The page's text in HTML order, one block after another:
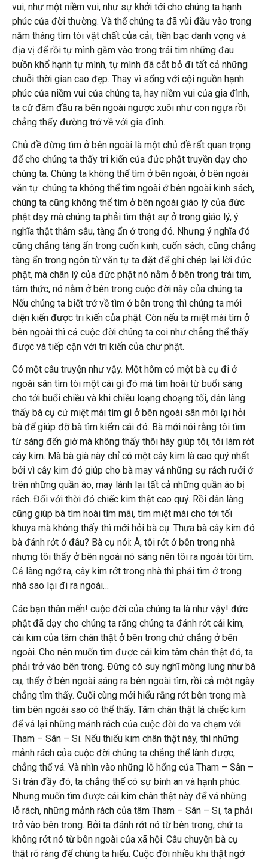
vui, như một niềm vui, như sự khởi tới cho chúng ta hạnh
phúc của đời thường. Và thế chúng ta đã vùi đầu vào trong
năm tháng tìm tòi vật chất của cải, tiền bạc danh vọng và
địa vị để rồi tự mình găm vào trong trái tim những đau
buồn khổ hạnh tự mình, tự mình đã cắt bỏ đi tất cả những
chuỗi thời gian cao đẹp. Thay vì sống với cội nguồn hạnh
phúc của niềm vui của chúng ta, hay niềm vui của gia đình,
ta cứ đâm đầu ra bên ngoài ngược xuôi như con ngựa rồi
chẳng thấy đường trở về với gia đình.
Chủ đề đừng tìm ở bên ngoài là một chủ đề rất quan trọng
để cho chúng ta thấy tri kiến của đức phật truyền dạy cho
chúng ta. Chúng ta không thể tìm ở bên ngoài, ở bên ngoài
văn tự. chúng ta không thể tìm ngoài ở bên ngoài kinh sách,
chúng ta cũng không thể tìm ở bên ngoài giáo lý của đức
phật dạy mà chúng ta phải tìm thật sự ở trong giáo lý, ý
nghĩa thật thâm sâu, tàng ẩn ở trong đó. Nhưng ý nghĩa đó
cũng chẳng tàng ẩn trong cuốn kinh, cuốn sách, cũng chẳng
tàng ẩn trong ngôn từ văn tự ta đặt để ghi chép lại lời đức
phật, mà chân lý của đức phật nó nằm ở bên trong trái tim,
tâm thức, nó nằm ở bên trong cuộc đời này của chúng ta.
Nếu chúng ta biết trở về tìm ở bên trong thì chúng ta mới
diện kiến được tri kiến của phật. Còn nếu ta miệt mài tìm ở
bên ngoài thì cả cuộc đời chúng ta coi như chẳng thể thấy
được và tiếp cận với tri kiến của chư phật.
Có một câu truyện như vậy. Một hôm có một bà cụ đi ở
ngoài sân tìm tòi một cái gì đó mà tìm hoài từ buổi sáng
cho tới buổi chiều và khi chiều loạng choạng tối, dân làng
thấy bà cụ cứ miệt mài tìm gì ở bên ngoài sân mới lại hỏi
bà để giúp đỡ bà tìm kiếm cái đó. Bà mới nói rằng tôi tìm
từ sáng đến giờ mà không thấy thôi hãy giúp tôi, tôi làm rớt
cây kim. Mà bà già này chỉ có một cây kim là cao quý nhất
bởi vì cây kim đó giúp cho bà may vá những sự rách rưới ở
trên những quần áo, may lành lại tất cả những quần áo bị
rách. Đối với thời đó chiếc kim thật cao quý. Rồi dân làng
cũng giúp bà tìm hoài tìm mãi, tìm miệt mài cho tới tối
khuya mà không thấy thì mới hỏi bà cụ: Thưa bà cây kim đó
bà đánh rớt ở đâu? Bà cụ nói: À, tôi rớt ở bên trong nhà
nhưng tôi thấy ở bên ngoài nó sáng nên tôi ra ngoài tôi tìm.
Cả làng ngớ ra, cây kim rớt trong nhà thì phải tìm ở trong
nhà sao lại đi ra ngoài…
Các bạn thân mến! cuộc đời của chúng ta là như vậy! đức
phật đã dạy cho chúng ta rằng chúng ta đánh rớt cái kim,
cái kim của tâm chân thật ở bên trong chứ chẳng ở bên
ngoài. Cho nên muốn tìm được cái kim tâm chân thật đó, ta
phải trở vào bên trong. Đừng có suy nghĩ mông lung như bà
cụ, thấy ở bên ngoài sáng ra bên ngoài tìm, rồi cả một ngày
chẳng tìm thấy. Cuối cùng mới hiểu rằng rớt bên trong mà
tìm bên ngoài sao có thể thấy. Tâm chân thật là chiếc kim
để vá lại những mảnh rách của cuộc đời do va chạm với
Tham – Sân – Si. Nếu thiếu kim chân thật này, thì những
mảnh rách của cuộc đời chúng ta chẳng thể lành được,
chẳng thể vá. Và nhìn vào những lỗ hổng của Tham – Sân –
Si tràn đầy đó, ta chẳng thể có sự bình an và hạnh phúc.
Nhưng muốn tìm được cái kim chân thật này để vá những
lỗ rách, những mảnh rách của tâm Tham – Sân – Si, ta phải
trở vào bên trong. Bởi ta đánh rớt nó từ bên trong, chứ ta
không rớt nó từ bên ngoài của xã hội. Câu chuyện bà cụ
thật rõ ràng để chúng ta hiểu. Cuộc đời nhiều khi thật ngớ